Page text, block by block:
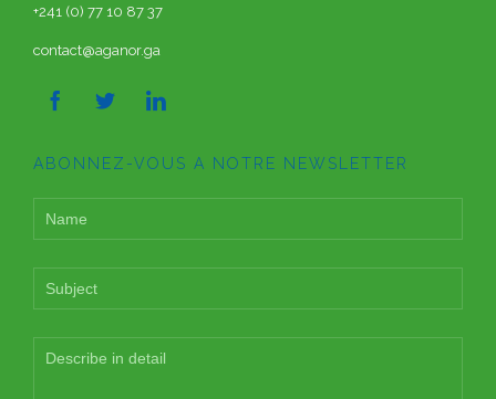
+241 (0) 77 10 87 37
contact@aganor.ga
  
ABONNEZ-VOUS A NOTRE NEWSLETTER